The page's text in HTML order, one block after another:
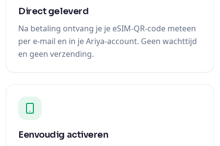
Direct geleverd
Na betaling ontvang je je eSIM-QR-code meteen
per e-mail en in je Ariya-account. Geen wachttijd
en geen verzending.
Eenvoudig activeren